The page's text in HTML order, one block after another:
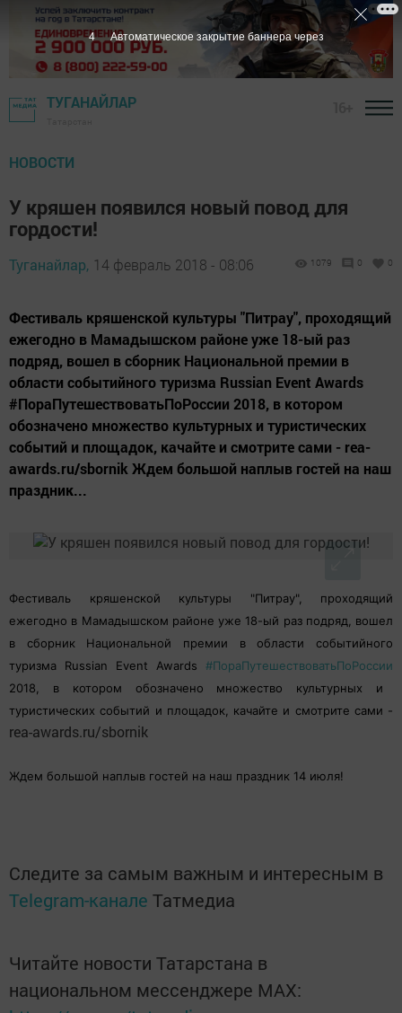
ТУГАНАЙЛАР
НОВОСТИ
У кряшен появился новый повод для
гордости!
Туганайлар, 14 февраль 2018 - 08:06 1079 0 0
Фестиваль кряшенской культуры "Питрау", проходящий
ежегодно в Мамадышском районе уже 18-ый раз
подряд, вошел в сборник Национальной премии в
области событийного туризма Russian Event Awards
#ПораПутешествоватьПоРоссии 2018, в котором
обозначено множество культурных и туристических
событий и площадок, качайте и смотрите сами - rea-
awards.ru/sbornik Ждем большой наплыв гостей на наш
праздник...
Фестиваль кряшенской культуры "Питрау", проходящий
ежегодно в Мамадышском районе уже 18-ый раз подряд, вошел
в сборник Национальной премии в области событийного
туризма Russian Event Awards #ПораПутешествоватьПоРоссии
2018, в котором обозначено множество культурных и
туристических событий и площадок, качайте и смотрите сами -
rea-awards.ru/sbornik
Ждем большой наплыв гостей на наш праздник 14 июля!
Следите за самым важным и интересным в
Telegram-канале Татмедиа
Читайте новости Татарстана в
национальном мессенджере MАХ:
3 Автоматическое закрытие баннера через